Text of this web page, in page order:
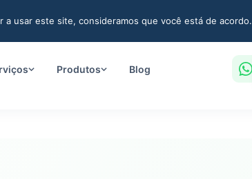
Produtos Blog
usar este site, consideramos que você está de acordo.